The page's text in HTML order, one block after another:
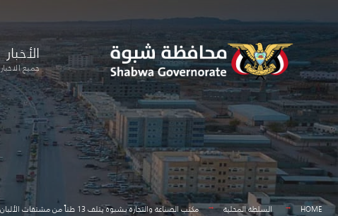
content
الأخبار
جميع الاخبار
HOME السلطة المحلية مكتب الصناعة والتجارة بشبوة يتلف 13 طناً من مشتقات الألبان منتهية الصلاحية